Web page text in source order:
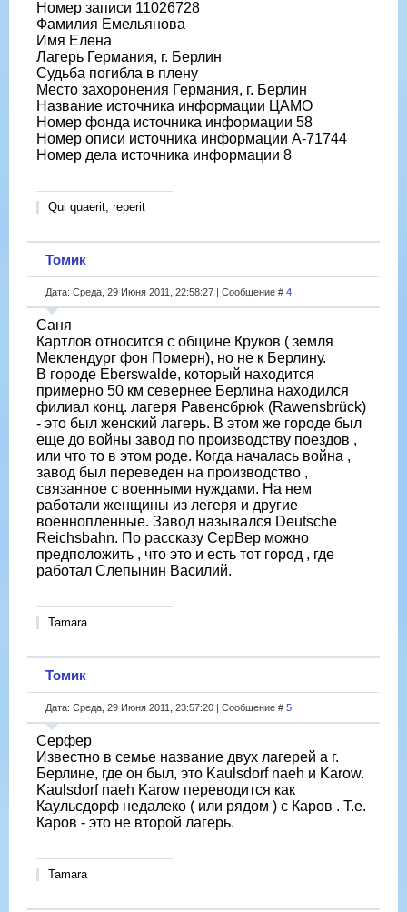
Номер записи 11026728
Фамилия Емельянова
Имя Елена
Лагерь Германия, г. Берлин
Судьба погибла в плену
Место захоронения Германия, г. Берлин
Название источника информации ЦАМО
Номер фонда источника информации 58
Номер описи источника информации A-71744
Номер дела источника информации 8
Qui quaerit, reperit
Томик
Дата: Среда, 29 Июня 2011, 22:58:27 | Сообщение # 4
Саня
Картлов относится с общине Круков ( земля
Меклендург фон Померн), но не к Берлину.
В городе Eberswalde, который находится
примерно 50 км севернее Берлина находился
филиал конц. лагеря Равенсбрюk (Rawensbrück)
- это был женский лагерь. В этом же городе был
еще до войны завод по производству поездов ,
или что то в этом роде. Когда началась война ,
завод был переведен на производство ,
связанное с военными нуждами. На нем
работали женщины из легеря и другие
военнопленные. Завод назывался Deutsche
Reichsbahn. По рассказу СерВер можно
предположить , что это и есть тот город , где
работал Слепынин Василий.
Tamara
Томик
Дата: Среда, 29 Июня 2011, 23:57:20 | Сообщение # 5
Серфер
Известно в семье название двух лагерей а г.
Берлине, где он был, это Kaulsdorf naeh и Karow.
Kaulsdorf naeh Karow переводится как
Каульсдорф недалеко ( или рядом ) с Каров . Т.е.
Каров - это не второй лагерь.
Tamara